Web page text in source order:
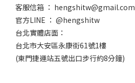
客服信箱 ： hengshitw@gmail.com
官方LINE ： @hengshitw
台北實體店面：
台北市大安區永康街61號1樓
(東門捷運站五號出口步行約8分鐘)